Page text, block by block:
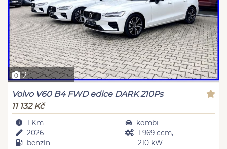
2
Volvo V60 B4 FWD edice DARK 210Ps
11 132 Kč
1 Km
2026
benzín
kombi
1 969 ccm,
210 kW